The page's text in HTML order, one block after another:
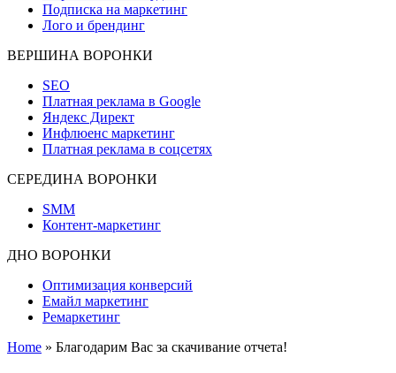
Подписка на маркетинг
Лого и брендинг
ВЕРШИНА ВОРОНКИ
SEO
Платная реклама в Google
Яндекс Директ
Инфлюенс маркетинг
Платная реклама в соцсетях
СЕРЕДИНА ВОРОНКИ
SMM
Контент-маркетинг
ДНО ВОРОНКИ
Оптимизация конверсий
Емайл маркетинг
Ремаркетинг
Home » Благодарим Вас за скачивание отчета!